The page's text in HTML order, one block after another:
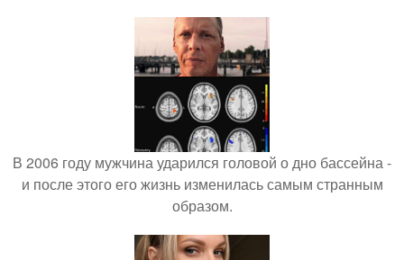
В 2006 году мужчина ударился головой о дно бассейна -
и после этого его жизнь изменилась самым странным
образом.